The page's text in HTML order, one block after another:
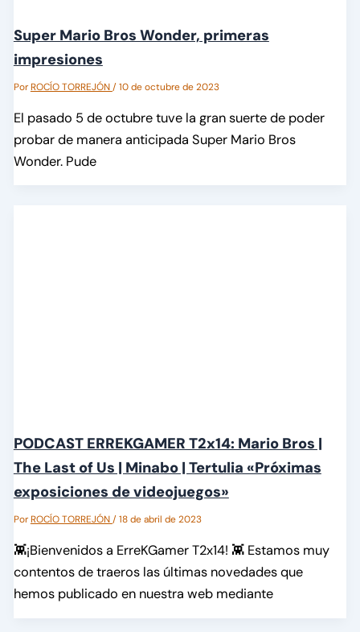
Super Mario Bros Wonder, primeras
impresiones
PorROCÍO TORREJÓN/10 de octubre de 2023
El pasado 5 de octubre tuve la gran suerte de poder
probar de manera anticipada Super Mario Bros
Wonder. Pude
PODCAST ERREKGAMER T2x14: Mario Bros |
The Last of Us | Minabo | Tertulia «Próximas
exposiciones de videojuegos»
PorROCÍO TORREJÓN/18 de abril de 2023
👾¡Bienvenidos a ErreKGamer T2x14! 👾 Estamos muy
contentos de traeros las últimas novedades que
hemos publicado en nuestra web mediante